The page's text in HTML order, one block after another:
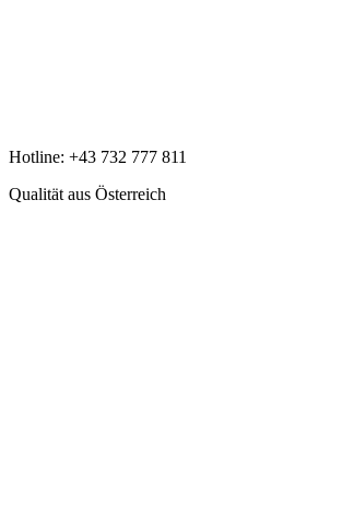
Hotline: +43 732 777 811
Qualität aus Österreich